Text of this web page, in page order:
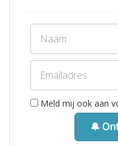
Meld mij ook aan
🔔